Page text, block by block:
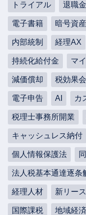
トライアル 退職金
電子書籍 暗号資産
内部統制 経理AX
持続化給付金 マ
減価償却 税効果
電子申告 AI カ
税理士事務所開業
キャッシュレス納付
個人情報保護法
法人税基本通達逐条
経理人材 新リー
国際課税 地域経済